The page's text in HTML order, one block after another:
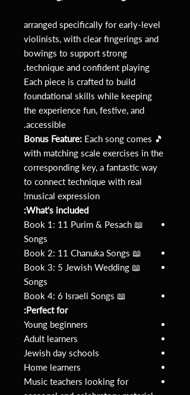
arranged specifically for early-level
violinists, with clear fingerings and
bowings to support strong
technique and confident playing.
Each piece is crafted to build
foundational skills while keeping
the experience fun, festive, and
accessible.
🎵
Bonus Feature: Each song comes
with matching scale exercises in the
corresponding key, a fantastic way
to connect technique with real
musical expression!
What's included:
📖 Book 1: 11 Purim & Pesach
Songs
📖 Book 2: 11 Chanuka Songs
📖 Book 3: 5 Jewish Wedding
Songs
📖 Book 4: 6 Israeli Songs
Perfect for:
Young beginners
Adult learners
Jewish day schools
Home learners
Music teachers looking for